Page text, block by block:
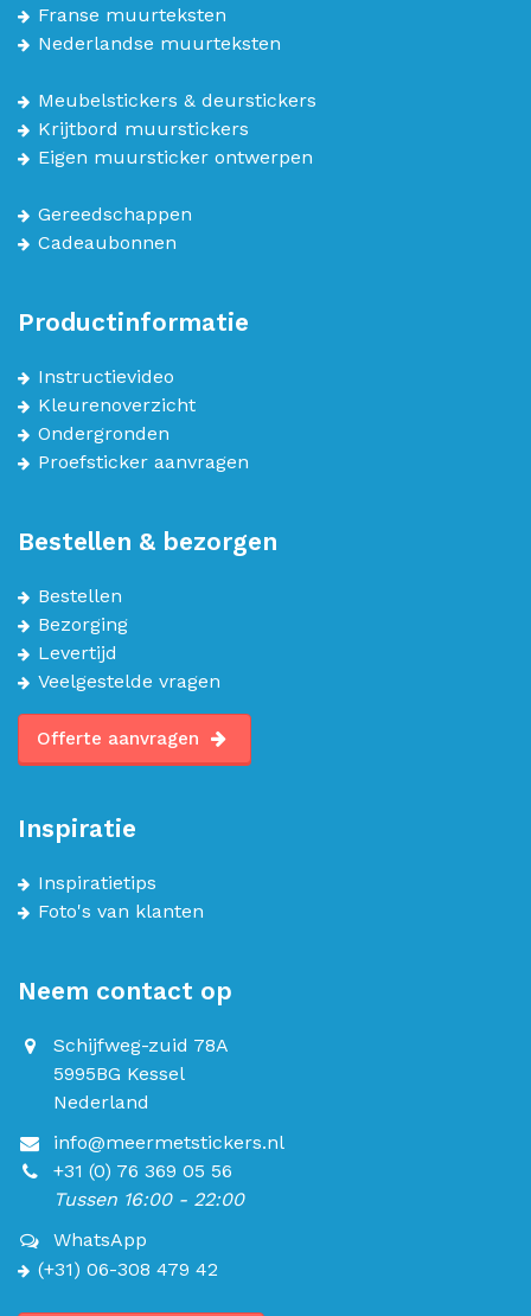
Franse muurteksten
Nederlandse muurteksten
Meubelstickers & deurstickers
Krijtbord muurstickers
Eigen muursticker ontwerpen
Gereedschappen
Cadeaubonnen
Productinformatie
Instructievideo
Kleurenoverzicht
Ondergronden
Proefsticker aanvragen
Bestellen & bezorgen
Bestellen
Bezorging
Levertijd
Veelgestelde vragen
Offerte aanvragen
Inspiratie
Inspiratietips
Foto's van klanten
Neem contact op
Schijfweg-zuid 78A
5995BG Kessel
Nederland
info@meermetstickers.nl
+31 (0) 76 369 05 56
Tussen 16:00 - 22:00
WhatsApp
(+31) 06-308 479 42